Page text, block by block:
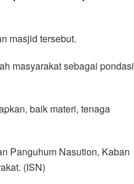
masjid tersebut.
masyarakat sebagai pondasi
baik materi, tenaga
Panguhum Nasution, Kaban
(ISN)